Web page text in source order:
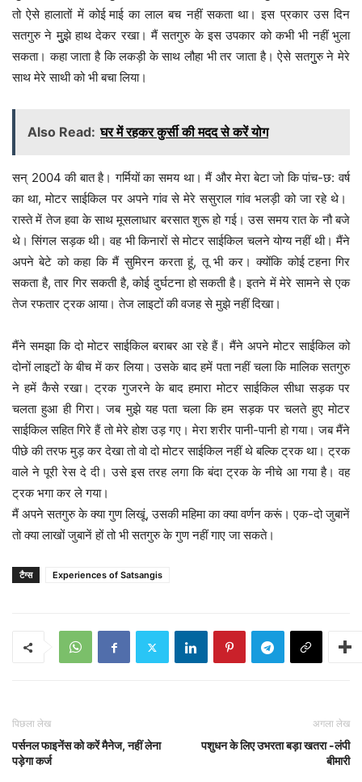
तो ऐसे हालातों में कोई माई का लाल बच नहीं सकता था। इस प्रकार उस दिन
सतगुरु ने मुुझे हाथ देकर रखा। मैं सतगुरु के इस उपकार को कभी भी नहीं भुला
सकता। कहा जाता है कि लकड़ी के साथ लौहा भी तर जाता है। ऐसे सतगुुरु ने मेरे
साथ मेरे साथी को भी बचा लिया।
Also Read: घर में रहकर कुर्सी की मदद से करें योग
सन् 2004 की बात है। गर्मियों का समय था। मैं और मेरा बेटा जो कि पांच-छ: वर्ष
का था, मोटर साईकिल पर अपने गांव से मेरे ससुराल गांव भलड़ी को जा रहे थे।
रास्ते में तेज हवा के साथ मूसलाधार बरसात शुरू हो गई। उस समय रात के नौ बजे
थे। सिंगल सड़क थी। वह भी किनारों से मोटर साईकिल चलने योग्य नहीं थी। मैंने
अपने बेटे को कहा कि मैं सुमिरन करता हूं, तू भी कर। क्योंकि कोई टहना गिर
सकता है, तार गिर सकती है, कोई दुर्घटना हो सकती है। इतने में मेरे सामने से एक
तेज रफतार ट्रक आया। तेज लाइटों की वजह से मुझे नहीं दिखा।
मैंने समझा कि दो मोटर साईकिल बराबर आ रहे हैं। मैंने अपने मोटर साईकिल को
दोनों लाइटों के बीच में कर लिया। उसके बाद हमें पता नहीं चला कि मालिक सतगुरु
ने हमें कैसे रखा। ट्रक गुजरने के बाद हमारा मोटर साईकिल सीधा सड़क पर
चलता हुआ ही गिरा। जब मुझे यह पता चला कि हम सड़क पर चलते हुए मोटर
साईकिल सहित गिरे हैं तो मेरे होश उड़ गए। मेरा शरीर पानी-पानी हो गया। जब मैंने
पीछे की तरफ मुड़ कर देखा तो वो दो मोटर साईकिल नहीं थे बल्कि ट्रक था। ट्रक
वाले ने पूरी रेस दे दी। उसे इस तरह लगा कि बंदा ट्रक के नीचे आ गया है। वह
ट्रक भगा कर ले गया।
मैं अपने सतगुरु के क्या गुण लिखूं, उसकी महिमा का क्या वर्णन करूं। एक-दो जुबानें
तो क्या लाखों जुबानें हों तो भी सतगुरु के गुण नहीं गाए जा सकते।
टैग्स Experiences of Satsangis
पिछला लेख
पर्सनल फाइनेंस को करें मैनेज, नहीं लेना
पड़ेगा कर्ज
अगला लेख
पशुधन के लिए उभरता बड़ा खतरा -लंपी
बीमारी